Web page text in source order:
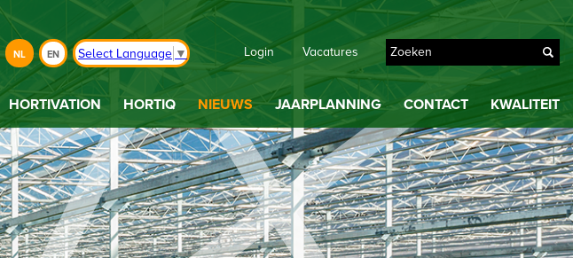
NL EN Select Language ▼ Login Vacatures
HORTIVATION HORTIQ NIEUWS JAARPLANNING CONTACT KWALITEIT